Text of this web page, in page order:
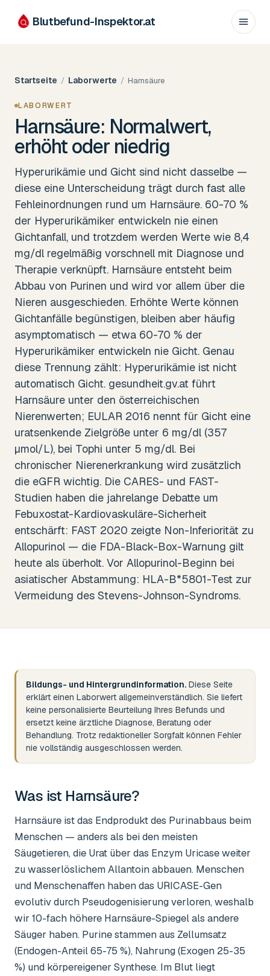
Blutbefund-Inspektor.at
Startseite / Laborwerte / Harnsäure
LABORWERT
Harnsäure: Normalwert,
erhöht oder niedrig
Hyperurikämie und Gicht sind nicht dasselbe —
diese eine Unterscheidung trägt durch fast alle
Fehleinordnungen rund um Harnsäure. 60-70 %
der Hyperurikämiker entwickeln nie einen
Gichtanfall, und trotzdem werden Werte wie 8,4
mg/dl regelmäßig vorschnell mit Diagnose und
Therapie verknüpft. Harnsäure entsteht beim
Abbau von Purinen und wird vor allem über die
Nieren ausgeschieden. Erhöhte Werte können
Gichtanfälle begünstigen, bleiben aber häufig
asymptomatisch — etwa 60-70 % der
Hyperurikämiker entwickeln nie Gicht. Genau
diese Trennung zählt: Hyperurikämie ist nicht
automatisch Gicht. gesundheit.gv.at führt
Harnsäure unter den österreichischen
Nierenwerten; EULAR 2016 nennt für Gicht eine
uratsenkende Zielgröße unter 6 mg/dl (357
µmol/L), bei Tophi unter 5 mg/dl. Bei
chronischer Nierenerkrankung wird zusätzlich
die eGFR wichtig. Die CARES- und FAST-
Studien haben die jahrelange Debatte um
Febuxostat-Kardiovaskuläre-Sicherheit
entschärft: FAST 2020 zeigte Non-Inferiorität zu
Allopurinol — die FDA-Black-Box-Warnung gilt
heute als überholt. Vor Allopurinol-Beginn bei
asiatischer Abstammung: HLA-B*5801-Test zur
Vermeidung des Stevens-Johnson-Syndroms.
Bildungs- und Hintergrundinformation. Diese Seite
erklärt einen Laborwert allgemeinverständlich. Sie liefert
keine personalisierte Beurteilung Ihres Befunds und
ersetzt keine ärztliche Diagnose, Beratung oder
Behandlung. Trotz redaktioneller Sorgfalt können Fehler
nie vollständig ausgeschlossen werden.
Was ist Harnsäure?
Harnsäure ist das Endprodukt des Purinabbaus beim
Menschen — anders als bei den meisten
Säugetieren, die Urat über das Enzym Uricase weiter
zu wasserlöslichem Allantoin abbauen. Menschen
und Menschenaffen haben das URICASE-Gen
evolutiv durch Pseudogenisierung verloren, weshalb
wir 10-fach höhere Harnsäure-Spiegel als andere
Säuger haben. Purine stammen aus Zellumsatz
(Endogen-Anteil 65-75 %), Nahrung (Exogen 25-35
%) und körpereigener Synthese. Im Blut liegt